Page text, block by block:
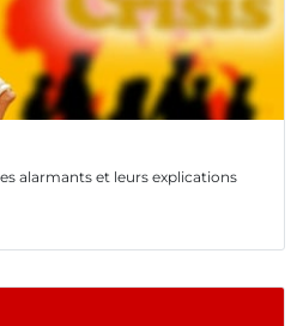
alarmants et leurs explications